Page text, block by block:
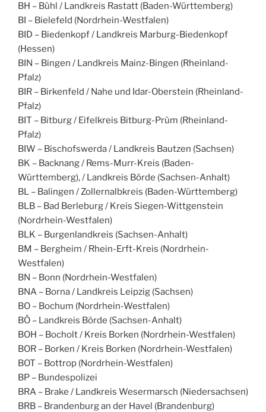
BH – Bühl / Landkreis Rastatt (Baden-Württemberg)
BI – Bielefeld (Nordrhein-Westfalen)
BID – Biedenkopf / Landkreis Marburg-Biedenkopf
(Hessen)
BIN – Bingen / Landkreis Mainz-Bingen (Rheinland-
Pfalz)
BIR – Birkenfeld / Nahe und Idar-Oberstein (Rheinland-
Pfalz)
BIT – Bitburg / Eifelkreis Bitburg-Prüm (Rheinland-
Pfalz)
BIW – Bischofswerda / Landkreis Bautzen (Sachsen)
BK – Backnang / Rems-Murr-Kreis (Baden-
Württemberg), / Landkreis Börde (Sachsen-Anhalt)
BL – Balingen / Zollernalbkreis (Baden-Württemberg)
BLB – Bad Berleburg / Kreis Siegen-Wittgenstein
(Nordrhein-Westfalen)
BLK – Burgenlandkreis (Sachsen-Anhalt)
BM – Bergheim / Rhein-Erft-Kreis (Nordrhein-
Westfalen)
BN – Bonn (Nordrhein-Westfalen)
BNA – Borna / Landkreis Leipzig (Sachsen)
BO – Bochum (Nordrhein-Westfalen)
BÖ – Landkreis Börde (Sachsen-Anhalt)
BOH – Bocholt / Kreis Borken (Nordrhein-Westfalen)
BOR – Borken / Kreis Borken (Nordrhein-Westfalen)
BOT – Bottrop (Nordrhein-Westfalen)
BP – Bundespolizei
BRA – Brake / Landkreis Wesermarsch (Niedersachsen)
BRB – Brandenburg an der Havel (Brandenburg)